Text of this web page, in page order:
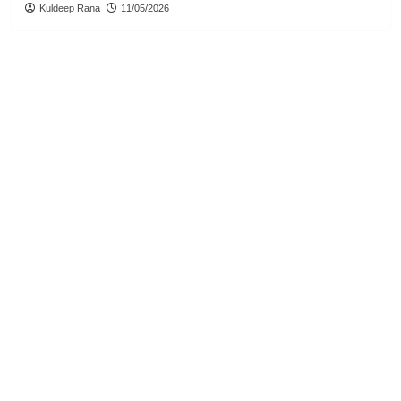
Kuldeep Rana 11/05/2026